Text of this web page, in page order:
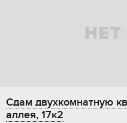
Сдам двухкомнатную
аллея, 17к2